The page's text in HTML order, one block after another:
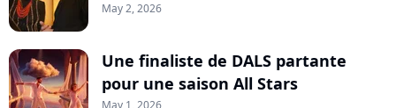
May 2, 2026
Une finaliste de DALS partante
pour une saison All Stars
May 1, 2026